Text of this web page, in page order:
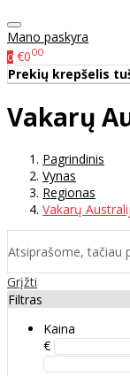
Mano paskyra
0 €000
Prekių krepšelis
Vakarų
Pagrindinis
Vynas
Regionas
Vakarų
Atsiprašome, tačiau
Grįžti
Filtras
Kaina
€